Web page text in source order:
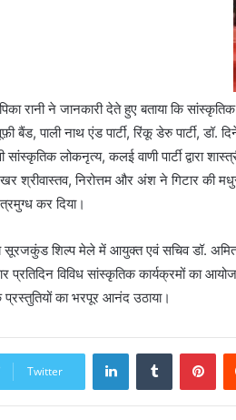
रानी ने जानकारी देते हुए बताया कि
पाली नाथ एंड पार्टी, रिंकू डेरु पार्टी, डॉ.
सांस्कृतिक लोकनृत्य, कलई वाणी पार्टी द्वारा
श्रीवास्तव, निरोत्तम और अंश ने गिटार की
कर दिया।
शिल्प मेले में आयुक्त एवं सचिव डॉ.
प्रतिदिन विविध सांस्कृतिक कार्यक्रमों का
का भरपूर आनंद उठाया।
Twitter
LinkedInTumblr